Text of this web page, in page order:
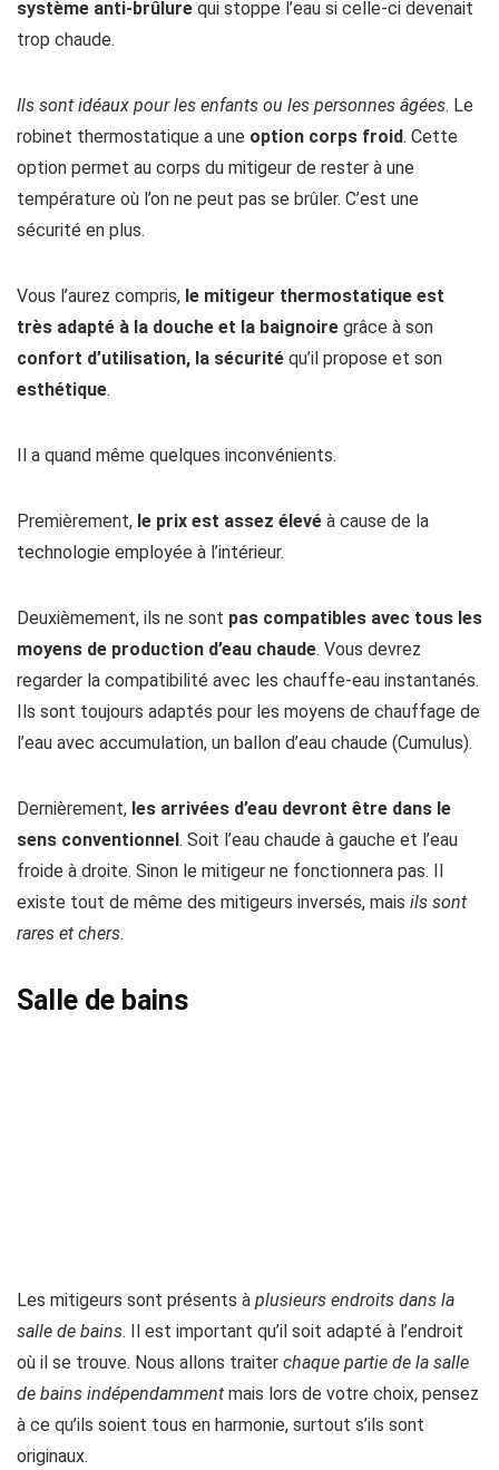
système anti-brûlure qui stoppe l’eau si celle-ci devenait
trop chaude.
Ils sont idéaux pour les enfants ou les personnes âgées. Le
robinet thermostatique a une option corps froid. Cette
option permet au corps du mitigeur de rester à une
température où l’on ne peut pas se brûler. C’est une
sécurité en plus.
Vous l’aurez compris, le mitigeur thermostatique est
très adapté à la douche et la baignoire grâce à son
confort d’utilisation, la sécurité qu’il propose et son
esthétique.
Il a quand même quelques inconvénients.
Premièrement, le prix est assez élevé à cause de la
technologie employée à l’intérieur.
Deuxièmement, ils ne sont pas compatibles avec tous les
moyens de production d’eau chaude. Vous devrez
regarder la compatibilité avec les chauffe-eau instantanés.
Ils sont toujours adaptés pour les moyens de chauffage de
l’eau avec accumulation, un ballon d’eau chaude (Cumulus).
Dernièrement, les arrivées d’eau devront être dans le
sens conventionnel . Soit l’eau chaude à gauche et l’eau
froide à droite. Sinon le mitigeur ne fonctionnera pas. Il
existe tout de même des mitigeurs inversés, mais ils sont
rares et chers.
Salle de bains
Les mitigeurs sont présents à plusieurs endroits dans la
salle de bains. Il est important qu’il soit adapté à l’endroit
où il se trouve. Nous allons traiter chaque partie de la salle
de bains indépendamment mais lors de votre choix, pensez
à ce qu’ils soient tous en harmonie, surtout s’ils sont
originaux.